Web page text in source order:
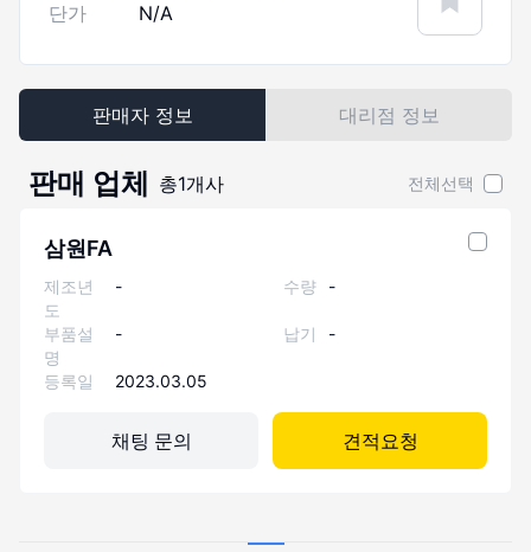
단가
N/A
판매자 정보 대리점 정보
판매 업체 총1개사 전체선택
삼원FA
제조년
도
- 수량 -
부품설
명
- 납기 -
등록일 2023.03.05
채팅 문의 견적요청